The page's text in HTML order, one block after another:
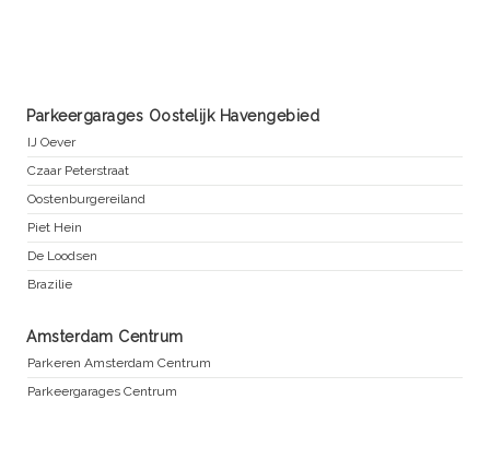
Parkeergarages Oostelijk Havengebied
IJ Oever
Czaar Peterstraat
Oostenburgereiland
Piet Hein
De Loodsen
Brazilie
Amsterdam Centrum
Parkeren Amsterdam Centrum
Parkeergarages Centrum